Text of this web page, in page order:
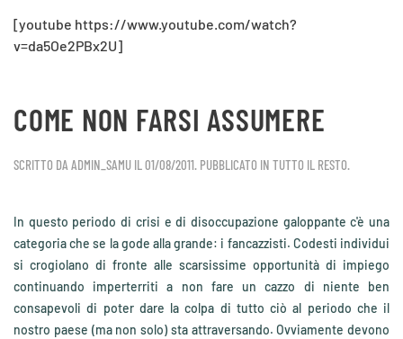
[youtube https://www.youtube.com/watch?
v=da5Oe2PBx2U]
COME NON FARSI ASSUMERE
SCRITTO DA ADMIN_SAMU IL01/08/2011. PUBBLICATO IN TUTTO IL RESTO.
In questo periodo di crisi e di disoccupazione galoppante c'è una
categoria che se la gode alla grande: i fancazzisti. Codesti individui
si crogiolano di fronte alle scarsissime opportunità di impiego
continuando imperterriti a non fare un cazzo di niente ben
consapevoli di poter dare la colpa di tutto ciò al periodo che il
nostro paese (ma non solo) sta attraversando. Ovviamente devono